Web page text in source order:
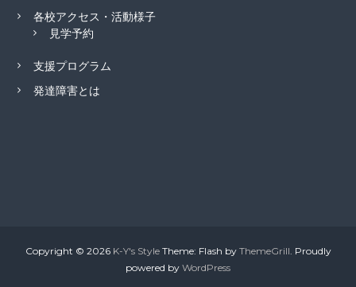
各校アクセス・活動様子
見学予約
支援プログラム
発達障害とは
Copyright © 2026 K-Y's StyleTheme: Flash by ThemeGrill . Proudly
powered by WordPress